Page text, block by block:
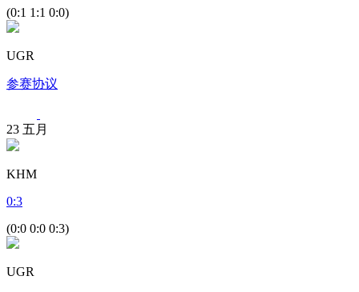
(0:1 1:1 0:0)
UGR
参赛协议
23 五月
KHM
0:3
(0:0 0:0 0:3)
UGR